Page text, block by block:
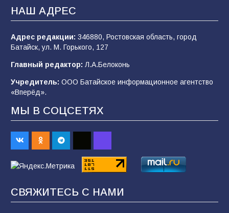
В Батайске продолжаются дорожные работы
108 04.08.2026
строительные профессии в ходе
спортивного праздника
91
Батайским спортсменам вручили награды
конкурса «Большая перемена»
НАШ АДРЕС
Адрес редакции: 346880, Ростовская область, город
Батайск, ул. М. Горького, 127
Главный редактор: Л.А.Белоконь
Учредитель: ООО Батайское информационное агентство
«Вперёд».
МЫ В СОЦСЕТЯХ
СВЯЖИТЕСЬ С НАМИ